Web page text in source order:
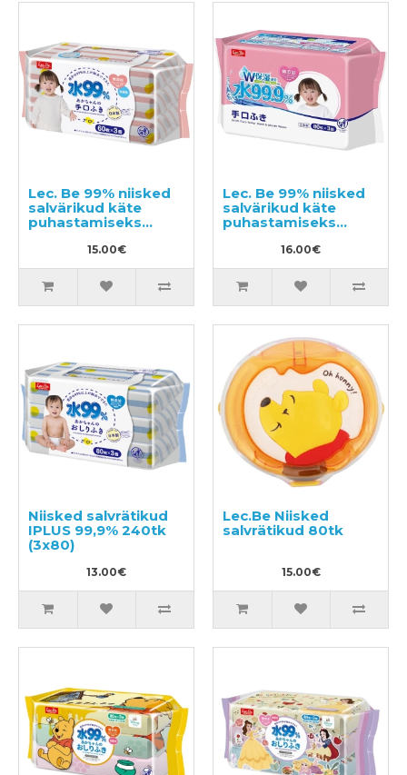
Lec. Be 99% niisked
salvärikud käte
puhastamiseks
15.00€
Lec. Be 99% niisked
salvärikud käte
puhastamiseks
16.00€
Niisked salvrätikud
IPLUS 99,9% 240tk
(3x80)
13.00€
Lec.Be Niisked
salvrätikud 80tk
15.00€